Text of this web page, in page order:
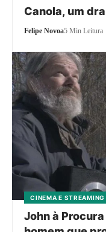
Canola, um
Felipe Novoa5 Min Leitura
CINEMA E STREAMING
John à